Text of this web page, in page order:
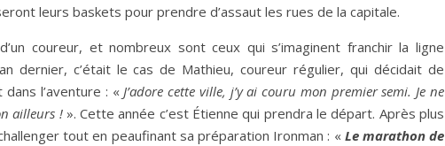
leurs baskets pour prendre d’assaut les rues de la capitale.
coureur, et nombreux sont ceux qui s’imaginent franchir la ligne
dernier, c’était le cas de Mathieu, coureur régulier, qui décidait de
l’aventure : «J’adore cette ville, j’y ai couru mon premier semi. Je ne
ailleurs !». Cette année c’est Étienne qui prendra le départ. Après plus
tout en peaufinant sa préparation Ironman : « Le marathon de